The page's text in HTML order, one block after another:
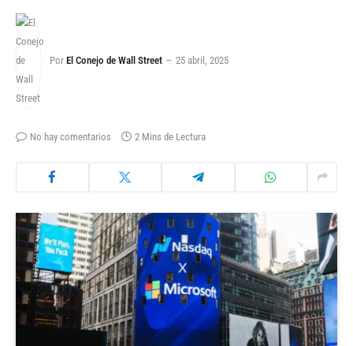
Por El Conejo de Wall Street 25 abril, 2025
No hay comentarios 2 Mins de Lectura